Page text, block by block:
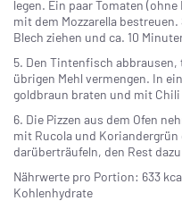
legen. Ein paar Tomaten
mit dem Mozzarella
Blech ziehen und ca. 10
5. Den Tintenfisch
übrigen Mehl vermengen. In
goldbraun braten und mit Chili
6. Die Pizzen aus dem Ofen
mit Rucola und
darüberträufeln, den Rest
Nährwerte pro Portion: 633
Kohlenhydrate